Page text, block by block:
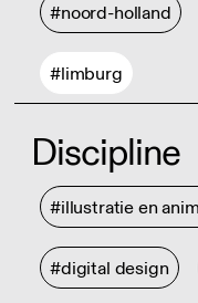
#noord-holland
#limburg
Discipline
#illustratie en
#digital design